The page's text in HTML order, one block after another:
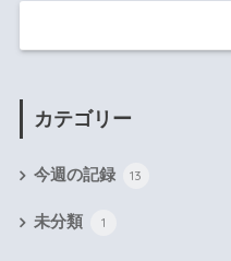
カテゴリー
今週の記録 13
未分類 1